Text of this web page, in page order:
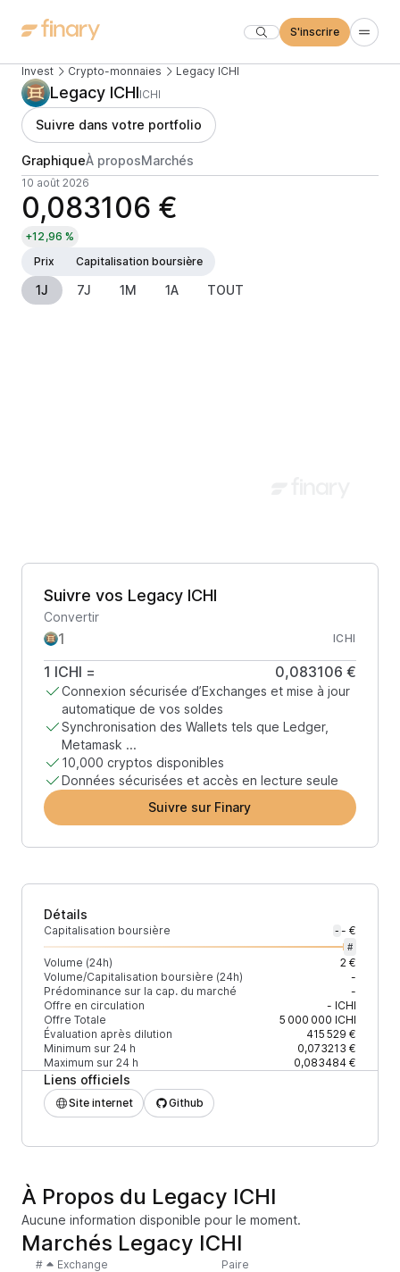
S'inscrire
Invest Crypto-monnaies Legacy ICHI
Legacy ICHIICHI
Suivre dans votre portfolio
GraphiqueÀ proposMarchés
10 août 2026
0,083106 €
+12,96 %
Prix
Capitalisation boursière
1J 7J 1M 1A TOUT
Suivre vos Legacy ICHI
Convertir
ICHI
1 ICHI = 0,083106 €
Connexion sécurisée d’Exchanges et mise à jour
automatique de vos soldes
Synchronisation des Wallets tels que Ledger,
Metamask ...
10,000 cryptos disponibles
Données sécurisées et accès en lecture seule
Suivre sur Finary
Détails
Capitalisation boursière - - €
#
Volume (24h)
2 €
Volume/Capitalisation boursière (24h)
-
Prédominance sur la cap. du marché
-
Offre en circulation
- ICHI
Offre Totale
5 000 000 ICHI
Évaluation après dilution
415 529 €
Minimum sur 24 h
0,073213 €
Maximum sur 24 h
0,083484 €
Liens officiels
Site internet Github
À Propos du Legacy ICHI
Aucune information disponible pour le moment.
Marchés Legacy ICHI
# Exchange Paire